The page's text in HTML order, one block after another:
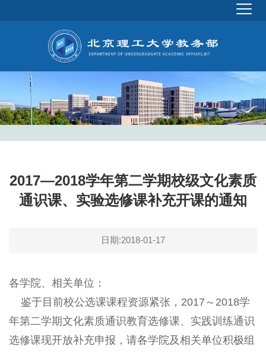
2017—2018学年第二学期校级文化素质
通识课、实验选修课补充开课的通知
日期:2018-01-17
各学院、相关单位：
鉴于目前校公选课课程资源紧张，2017～2018学
年第二学期文化素质通识教育选修课、实践训练通识
选修课现开放补充申报，请各学院及相关单位积极组